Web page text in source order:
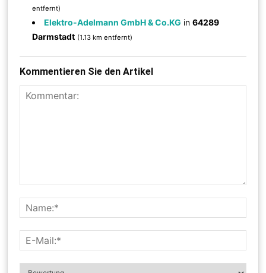
entfernt)
Elektro-Adelmann GmbH & Co.KG in64289
Darmstadt (1.13 km entfernt)
Kommentieren Sie den Artikel